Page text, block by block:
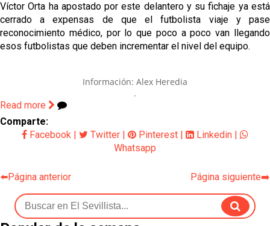
Víctor Orta ha apostado por este delantero y su fichaje ya está
cerrado a expensas de que el futbolista viaje y pase
reconocimiento médico, por lo que poco a poco van llegando
esos futbolistas que deben incrementar el nivel del equipo.
Información: Alex Heredia
.
Read more
Comparte:
Facebook
Twitter Pinterest Linkedin
Whatsapp
⬅️Página anterior Página siguiente➡️